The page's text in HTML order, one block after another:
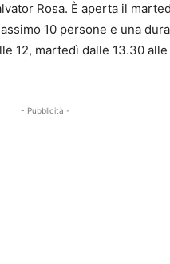
Rosa. È aperta il
10 persone e una
12, martedì dalle 13.30
- Pubblicità -